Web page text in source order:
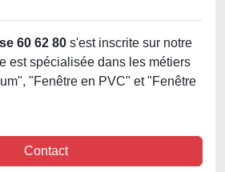
60 62 80 s'est inscrite sur notre
est spécialisée dans les métiers
"Fenêtre en PVC" et "Fenêtre
Contact